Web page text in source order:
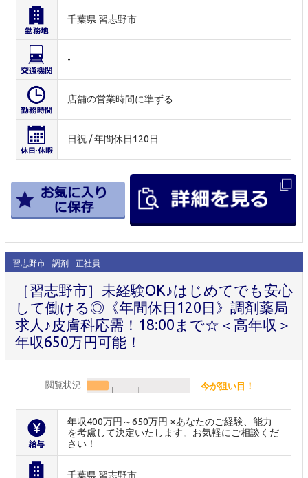
千葉県 習志野市
-
店舗の営業時間に準ずる
日祝 / 年間休日120日
習志野市 調剤 正社員
［習志野市］未経験OK♪はじめてでも安心
して働ける◎《年間休日120日》調剤薬局
求人♪皮膚科応需！18:00まで☆＜高年収＞
年収650万円可能！
閲覧状況 今が狙い目！
年収400万円～650万円 ※あなたのご経験、能力
を考慮して決定いたします。お気軽にご相談くだ
さい！
千葉県 習志野市